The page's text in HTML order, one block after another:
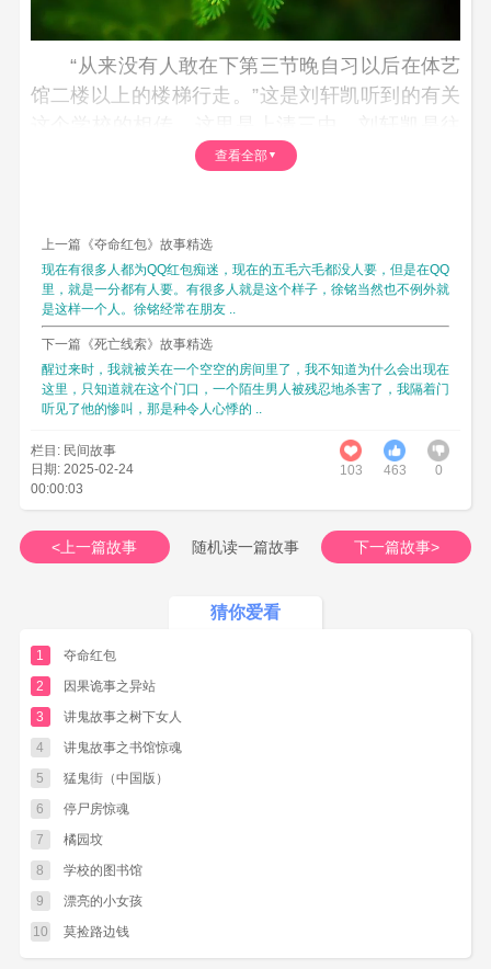
“从来没有人敢在下第三节晚自习以后在体艺
馆二楼以上的楼梯行走。”这是刘轩凯听到的有关
年新出去的高一新生。那个相传，则是他在还没
不过像是的确是这么回事。因为尽管这个学
校里有不少的体育生，但是这个学校却是保持每
日每到第二节晚自习下课就会驱散体艺馆里面所
有人群，而且封闭体艺馆，直到第二天。可是，
校方却一向都没有说这样做到底是为什么。
刘轩凯和骆文伟是同一个班，也在同一个宿
竟然也分在了同一个班。自然，关于这个没有人
敢在晚三以后行走在体艺馆二楼以上的楼梯的说
可是，有意思的是，他们俩，竟然都是无神
说，还每日晚上拿着手机打开网页看恐怖故事!
这一天，他们第八节课正是体育课。他们本
来就对这个相传非常好奇，究竟有什么不可以的
呢?这天正午在宿舍歇息的时候便相互商量好，借
着这体育课的机会，再创造出一个机会，好好地
去体艺馆一探究竟。
体育课下课，他俩故意走在最终面，刻意把
两个球拍和一本语文书落在了体艺馆，直到有人
来催促他们他们这才装作匆匆忙忙的样子出了体
艺馆前去吃饭。自然，东西都没有拿上。
他们班第三节晚自习最终十分钟要默写语文
必修一上面的诗歌和古文。等到第三节晚自习上
查看全部
上一篇《夺命红包》故事精选
现在有很多人都为QQ红包痴迷，现在的五毛六毛都没人要，但是在QQ
里，就是一分都有人要。有很多人就是这个样子，徐铭当然也不例外就
是这样一个人。徐铭经常在朋友 ..
下一篇《死亡线索》故事精选
醒过来时，我就被关在一个空空的房间里了，我不知道为什么会出现在
这里，只知道就在这个门口，一个陌生男人被残忍地杀害了，我隔着门
听见了他的惨叫，那是种令人心悸的 ..
栏目: 民间故事
日期: 2025-02-24
00:00:03
103 463 0
<上一篇故事 随机读一篇故事 下一篇故事>
猜你爱看
1
夺命红包
2
因果诡事之异站
3
讲鬼故事之树下女人
4
讲鬼故事之书馆惊魂
5
猛鬼街（中国版）
6
停尸房惊魂
7
橘园坟
8
学校的图书馆
9
漂亮的小女孩
10
莫捡路边钱